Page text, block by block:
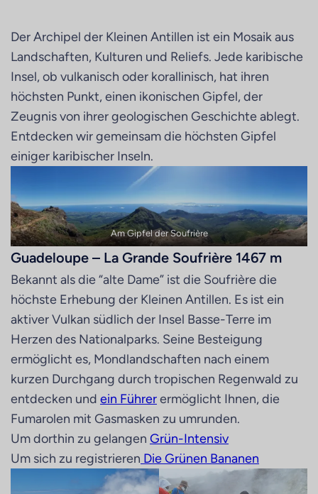
Der Archipel der Kleinen Antillen ist ein Mosaik aus
Landschaften, Kulturen und Reliefs. Jede karibische
Insel, ob vulkanisch oder korallinisch, hat ihren
höchsten Punkt, einen ikonischen Gipfel, der
Zeugnis von ihrer geologischen Geschichte ablegt.
Entdecken wir gemeinsam die höchsten Gipfel
einiger karibischer Inseln.
Am Gipfel der Soufrière
Guadeloupe – La Grande Soufrière 1467 m
Bekannt als die “alte Dame” ist die Soufrière die
höchste Erhebung der Kleinen Antillen. Es ist ein
aktiver Vulkan südlich der Insel Basse-Terre im
Herzen des Nationalparks. Seine Besteigung
ermöglicht es, Mondlandschaften nach einem
kurzen Durchgang durch tropischen Regenwald zu
entdecken und ein Führerermöglicht Ihnen, die
Fumarolen mit Gasmasken zu umrunden.
Um dorthin zu gelangen Grün-Intensiv
Um sich zu registrieren Die Grünen Bananen